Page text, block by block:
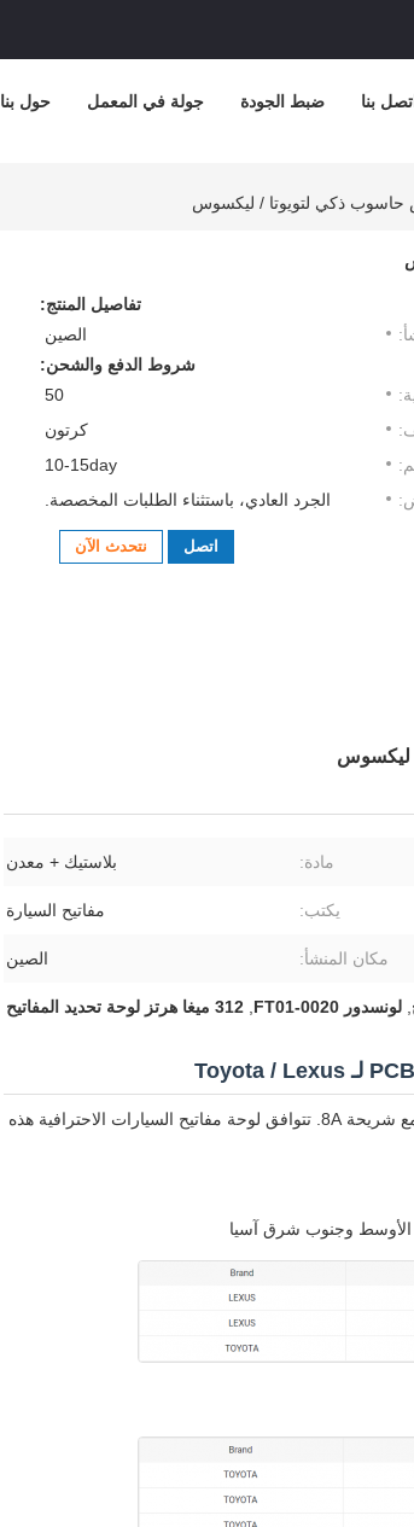
حول بنا جولة في المعمل ضبط الجودة اتصل بنا
تفاصيل المنتج:
الصين
شروط الدفع والشحن:
50
كرتون
10-15day
الجرد العادي، باستثناء الطلبات المخصصة.
اتصل نتحدث الآن
مادة: بلاستيك + معدن
يكتب: مفاتيح السيارة
مكان المنشأ: الصين
, لونسدور FT01-0020 , 312 ميغا هرتز لوحة تحديد المفاتيح
Lonsdor FT01-0020 312/433MHz لوحة مفاتيح ذكية PCB لـ Toyota/Lexus مع شريحة 8A. تتوافق لوحة مفاتيح السيارات الاحترافية هذه
الأوسط وجنوب شرق آسيا